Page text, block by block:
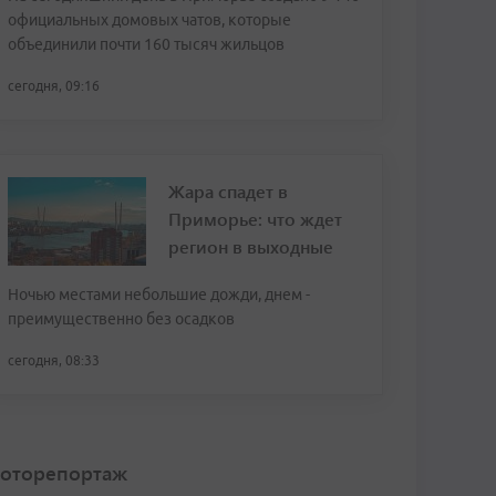
официальных домовых чатов, которые
объединили почти 160 тысяч жильцов
сегодня, 09:16
Жара спадет в
Приморье: что ждет
регион в выходные
Ночью местами небольшие дожди, днем -
преимущественно без осадков
сегодня, 08:33